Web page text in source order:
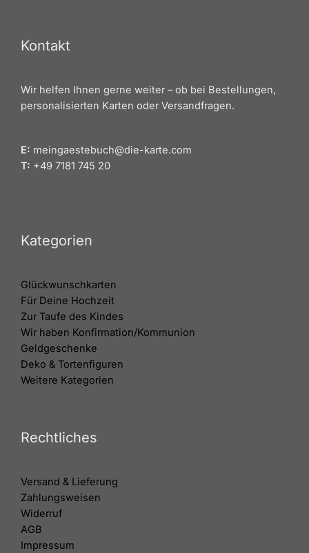
Kontakt
Wir helfen Ihnen gerne weiter – ob bei Bestellungen,
personalisierten Karten oder Versandfragen.
E: meingaestebuch@die-karte.com
T: +49 7181 745 20
Kategorien
Glückwunschkarten
Für Deine Hochzeit
Zur Taufe des Kindes
Wir haben Konfirmation/Kommunion
Geldgeschenke
Deko & Tortenfiguren
Weitere Kategorien
Rechtliches
Versand & Lieferung
Zahlungsweisen
Widerruf
AGB
Impressum